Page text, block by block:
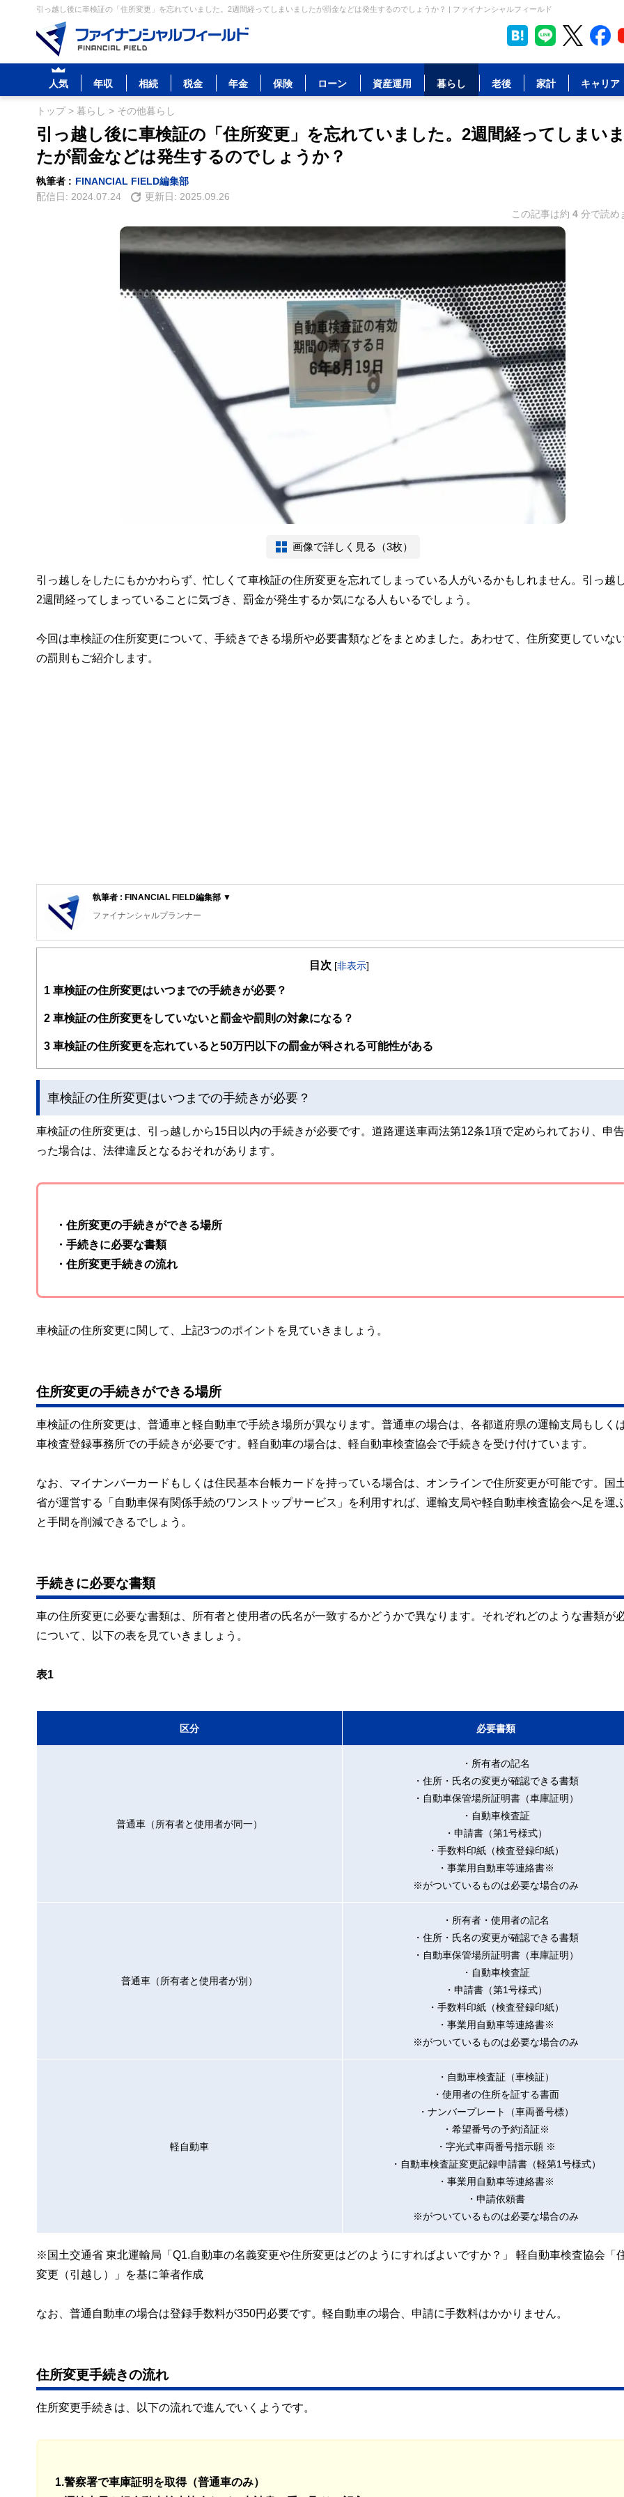
引っ越し後に車検証の「住所変更」を忘れていました。2週間経ってしまいましたが罰金などは発生するのでしょうか？ | ファイナンシャルフィールド
人気 年収 相続 税金 年金 保険 ローン 資産運用 暮らし 老後 家計 キャリア
トップ> 暮らし > その他暮らし
引っ越し後に車検証の「住所変更」を忘れていました。2週間経ってしまい
たが罰金などは発生するのでしょうか？
執筆者 : FINANCIAL FIELD編集部
配信日: 2024.07.24 更新日: 2025.09.26
この記事は約 4 分で読め
画像で詳しく見る（3枚）
引っ越しをしたにもかかわらず、忙しくて車検証の住所変更を忘れてしまっている人がいるかもしれません。引っ越
2週間経ってしまっていることに気づき、罰金が発生するか気になる人もいるでしょう。
今回は車検証の住所変更について、手続きできる場所や必要書類などをまとめました。あわせて、住所変更していな
の罰則もご紹介します。
執筆者 : FINANCIAL FIELD編集部 ▼
ファイナンシャルプランナー
FinancialField編集部は、金融、経済に関する記事を、日々の暮らしにどのような影響を与えるかという視点で、お金の知識がない方でも理解
案から記事掲載まですべての工程に関わることで、読者目線のコンテンツを追求しています。
FinancialFieldの特徴は、ファイナンシャルプランナー、弁護士、税理士、宅地建物取引士、相続診断士、住宅ローンアドバイザー、DCプラ
ー、公認会計士、社会保険労務士、行政書士、投資アナリスト、キャリアコンサルタントなど150名以上の有資格者を執筆者・監修者として
私たちは、快適でより良い生活のアイデアを提供するお金のコンシェルジュを目指します。
目次 [非表示]
1 車検証の住所変更はいつまでの手続きが必要？
2 車検証の住所変更をしていないと罰金や罰則の対象になる？
3 車検証の住所変更を忘れていると50万円以下の罰金が科される可能性がある
車検証の住所変更はいつまでの手続きが必要？
車検証の住所変更は、引っ越しから15日以内の手続きが必要です。道路運送車両法第12条1項で定められており、申
った場合は、法律違反となるおそれがあります。
・住所変更の手続きができる場所
・手続きに必要な書類
・住所変更手続きの流れ
車検証の住所変更に関して、上記3つのポイントを見ていきましょう。
住所変更の手続きができる場所
車検証の住所変更は、普通車と軽自動車で手続き場所が異なります。普通車の場合は、各都道府県の運輸支局もしく
車検査登録事務所での手続きが必要です。軽自動車の場合は、軽自動車検査協会で手続きを受け付けています。
なお、マイナンバーカードもしくは住民基本台帳カードを持っている場合は、オンラインで住所変更が可能です。国
省が運営する「自動車保有関係手続のワンストップサービス」を利用すれば、運輸支局や軽自動車検査協会へ足を運
と手間を削減できるでしょう。
手続きに必要な書類
車の住所変更に必要な書類は、所有者と使用者の氏名が一致するかどうかで異なります。それぞれどのような書類が
について、以下の表を見ていきましょう。
表1
区分 必要書類
普通車（所有者と使用者が同一）
・所有者の記名
・住所・氏名の変更が確認できる書類
・自動車保管場所証明書（車庫証明）
・自動車検査証
・申請書（第1号様式）
・手数料印紙（検査登録印紙）
・事業用自動車等連絡書※
※がついているものは必要な場合のみ
普通車（所有者と使用者が別）
・所有者・使用者の記名
・住所・氏名の変更が確認できる書類
・自動車保管場所証明書（車庫証明）
・自動車検査証
・申請書（第1号様式）
・手数料印紙（検査登録印紙）
・事業用自動車等連絡書※
※がついているものは必要な場合のみ
軽自動車
・自動車検査証（車検証）
・使用者の住所を証する書面
・ナンバープレート（車両番号標）
・希望番号の予約済証※
・字光式車両番号指示願 ※
・自動車検査証変更記録申請書（軽第1号様式）
・事業用自動車等連絡書※
・申請依頼書
※がついているものは必要な場合のみ
※国土交通省 東北運輸局「Q1.自動車の名義変更や住所変更はどのようにすればよいですか？」 軽自動車検査協会「
変更（引越し）」を基に筆者作成
なお、普通自動車の場合は登録手数料が350円必要です。軽自動車の場合、申請に手数料はかかりません。
住所変更手続きの流れ
住所変更手続きは、以下の流れで進んでいくようです。
1.警察署で車庫証明を取得（普通車のみ）